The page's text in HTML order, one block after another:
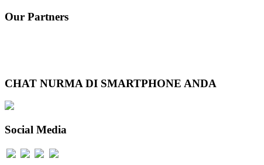
Our Partners
CHAT NURMA DI SMARTPHONE ANDA
Social Media